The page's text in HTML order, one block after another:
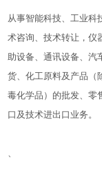
从事智能科技、工业科
术咨询、技术转让，仪
助设备、通讯设备、汽
货、化工原料及产品（
毒化学品）的批发、零
口及技术进出口业务。
、